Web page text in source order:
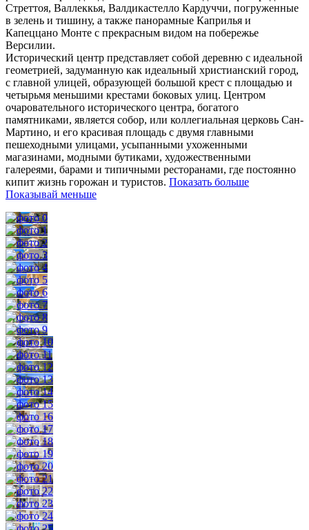
Стреттоя, Валлеккья, Валдикастелло Кардуччи, погруженные
в зелень и тишину, а также панорамные Каприлья и
Капеццано Монте с прекрасным видом на побережье
Версилии.
Исторический центр представляет собой деревню с идеальной
геометрией, задуманную как идеальный христианский город,
с главной улицей, образующей большой крест с площадью и
четырьмя меньшими крестами боковых улиц. Центром
очаровательного исторического центра, богатого
памятниками, является собор, или коллегиальная церковь Сан-
Мартино, и его красивая площадь с двумя главными
пешеходными улицами, усыпанными ухоженными
магазинами, модными бутиками, художественными
галереями, барами и типичными ресторанами, где постоянно
кипит жизнь горожан и туристов. Показать больше
Показывай меньше